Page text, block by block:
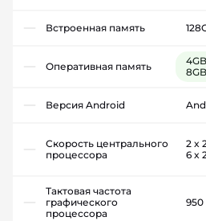
Встроенная память
Оперативная память
8GB
Версия Android
Скорость центрального
процессора
2 x
6 x
Тактовая частота
графического
процессора
950